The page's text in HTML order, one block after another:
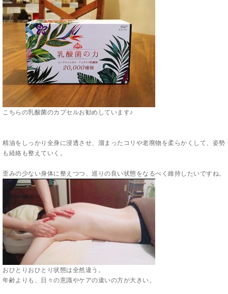
こちらの乳酸菌のカプセルお勧めしています♪
精油をしっかり全身に浸透させ、溜まったコリや老廃物を柔らかくして、姿勢
も経絡も整えていく。
歪みの少ない身体に整えつつ、巡りの良い状態をなるべく維持したいですね。
おひとりおひとり状態は全然違う。
年齢よりも、日々の意識やケアの違いの方が大きい。